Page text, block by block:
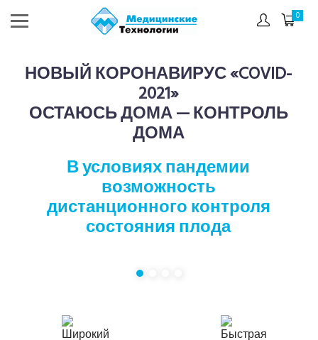
0
НОВЫЙ КОРОНАВИРУС «COVID-
2021»
ОСТАЮСЬ ДОМА — КОНТРОЛЬ
ДОМА
В условиях пандемии
возможность
дистанционного контроля
состояния плода